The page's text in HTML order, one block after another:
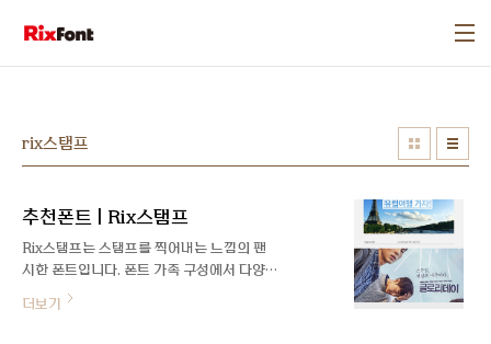
rix스탬프
추천폰트 | Rix스탬프
Rix스탬프는 스탬프를 찍어내는 느낌의 팬
시한 폰트입니다. 폰트 가족 구성에서 다양한
스탬프 효과의 느낌으로 사용할 수 있도록 구
성되었으며 각 타입에서 스탬프의 분절된 느
더보기